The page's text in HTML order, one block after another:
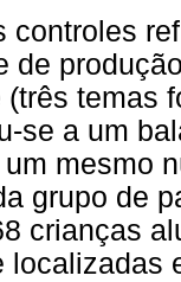
controles
de
temas
se a um
mesmo
grupo de
crianças
localizadas